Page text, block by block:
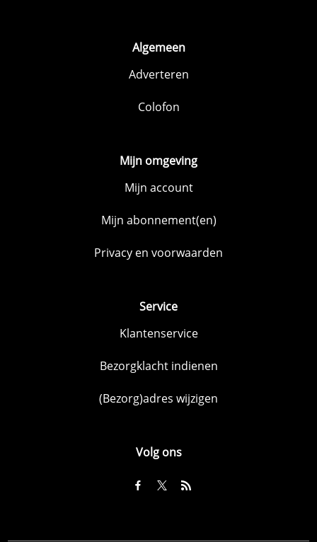
Algemeen
Adverteren
Colofon
Mijn omgeving
Mijn account
Mijn abonnement(en)
Privacy en voorwaarden
Service
Klantenservice
Bezorgklacht indienen
(Bezorg)adres wijzigen
Volg ons